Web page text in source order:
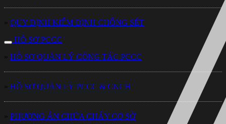
» QUY ĐỊNH KIỂM ĐỊNH CHỐNG SÉT
HỒ SƠ PCCC
» HỒ SƠ QUẢN LÝ CÔNG TÁC PCCC
» HỒ SƠ QUẢN LÝ PCCC & CNCH
» PHƯƠNG ÁN CHỮA CHÁY CƠ SỞ